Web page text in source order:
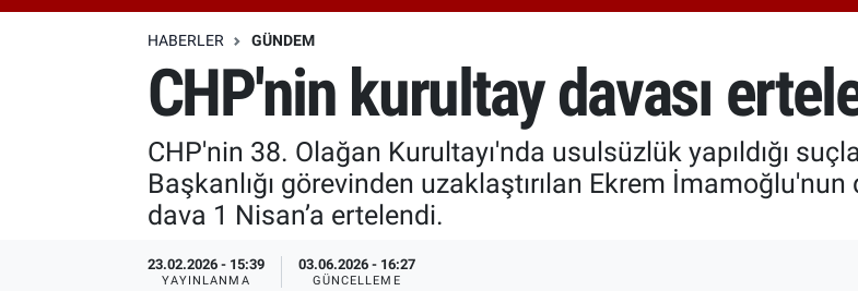
HABERLER GÜNDEM
CHP'nin kurultay davası
CHP'nin 38. Olağan Kurultayı'nda usulsüzlük yapıldığı
Başkanlığı görevinden uzaklaştırılan Ekrem İmamoğlu'nun
dava 1 Nisan’a ertelendi.
23.02.2026 - 15:39
YAYINLANMA
03.06.2026 - 16:27
GÜNCELLEME
Özel Haberler
Özel Haberler
Erişim Bilgileri
Haber Arşivi